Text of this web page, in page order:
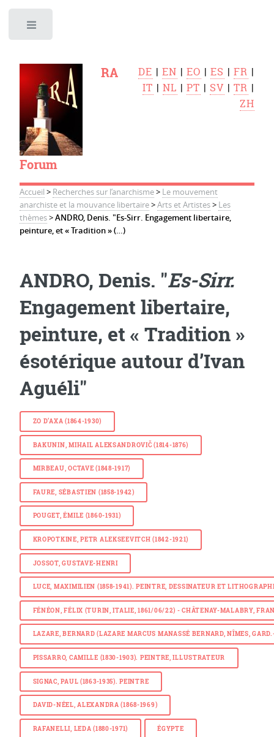
RA
Forum
DE |EN |EO |ES |FR |
IT |NL |PT | SV |TR |
ZH
Accueil > Recherches sur l’anarchisme> Le mouvement
anarchiste et la mouvance libertaire>Arts et Artistes> Les
thèmes>ANDRO, Denis. "Es-Sirr. Engagement libertaire,
peinture, et « Tradition » (…)
ANDRO, Denis. "Es-Sirr.
Engagement libertaire,
peinture, et « Tradition »
ésotérique autour d’Ivan
Aguéli"
ZO D’AXA (1864-1930)
BAKUNIN, MIHAIL ALEKSANDROVIČ (1814-1876)
MIRBEAU, OCTAVE (1848-1917)
FAURE, SÉBASTIEN (1858-1942)
POUGET, ÉMILE (1860-1931)
KROPOTKINE, PETR ALEKSEEVITCH (1842-1921)
JOSSOT, GUSTAVE-HENRI
LUCE, MAXIMILIEN (1858-1941). PEINTRE, DESSINATEUR ET
FÉNÉON, FÉLIX (TURIN, ITALIE, 1861/06/22) - CHÂTENAY-MALABRY,
LAZARE, BERNARD (LAZARE MARCUS MANASSÉ BERNARD, NÎMES,
PISSARRO, CAMILLE (1830-1903). PEINTRE, ILLUSTRATEUR
SIGNAC, PAUL (1863-1935). PEINTRE
DAVID-NÉEL, ALEXANDRA (1868-1969)
RAFANELLI, LEDA (1880-1971) ÉGYPTE